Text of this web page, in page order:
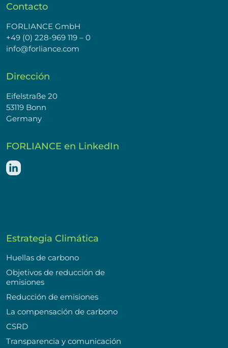
Contacto
FORLIANCE GmbH
+49 (0) 228-969 119 – 0
info@forliance.com
Dirección
Eifelstraße 20
53119 Bonn
Germany
FORLIANCE en LinkedIn
Estrategia Climática
Huellas de carbono
Objetivos de reducción de
emisiones
Reducción de emisiones
La compensación de carbono
CSRD
Transparencia y comunicación